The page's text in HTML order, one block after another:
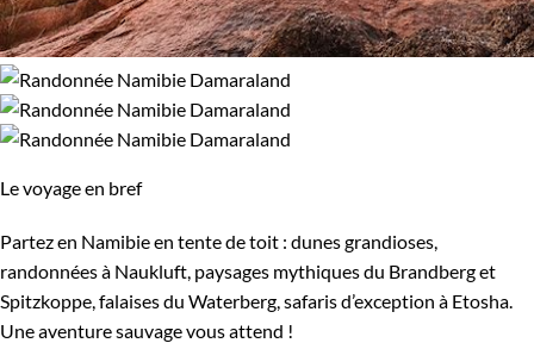
Le voyage en bref
Partez en Namibie en tente de toit : dunes grandioses,
randonnées à Naukluft, paysages mythiques du Brandberg et
Spitzkoppe, falaises du Waterberg, safaris d’exception à Etosha.
Une aventure sauvage vous attend !